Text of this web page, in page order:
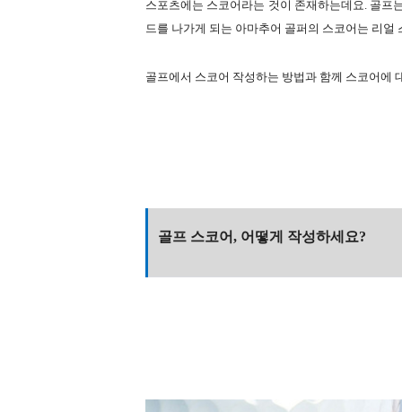
스포츠에는 스코어라는 것이 존재하는데요. 골프
드를 나가게 되는 아마추어 골퍼의 스코어는 리
골프에서 스코어 작성하는 방법과 함께 스코어에
골프 스코어, 어떻게 작성하세요?